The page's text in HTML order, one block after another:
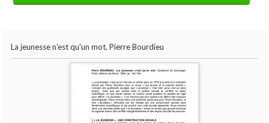
La jeunesse n'est qu'un mot, Pierre Bourdieu